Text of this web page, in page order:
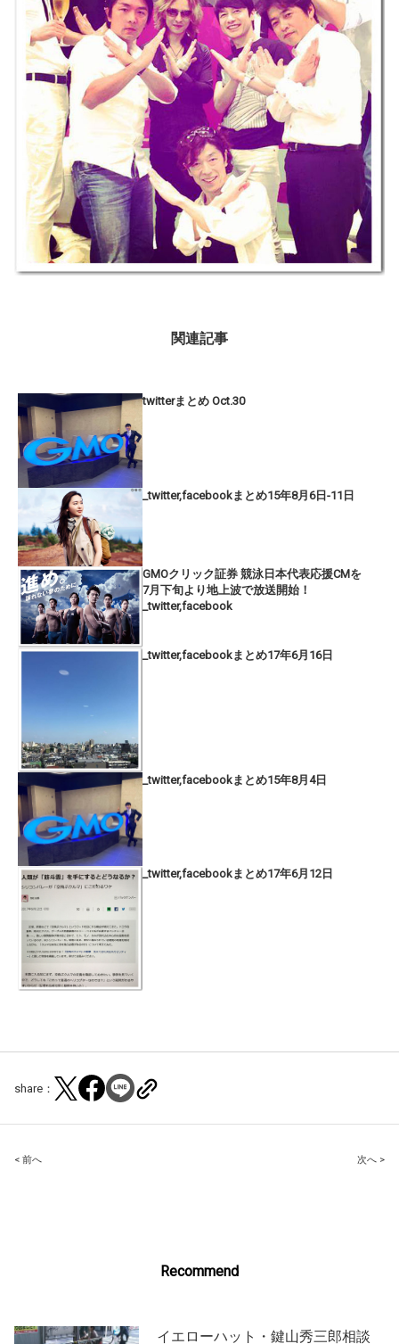
関連記事
twitterまとめ Oct.30
_twitter,facebookまとめ15年8月6日-11日
GMOクリック証券 競泳日本代表応援CMを
7月下旬より地上波で放送開始！
_twitter,facebook
_twitter,facebookまとめ17年6月16日
_twitter,facebookまとめ15年8月4日
_twitter,facebookまとめ17年6月12日
share：
Post
< 前へ 次へ >
Recommend
イエローハット・鍵山秀三郎相談